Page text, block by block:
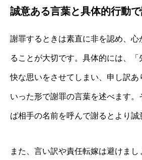
誠意ある言葉と具体的行動
謝罪するときは素直に非を認め、心
ることが大切です。具体的には、
快な思いをさせてしまい、申し訳あ
いった形で謝罪の言葉を述べます
ば相手の名前を呼んで謝るとより誠
また、言い訳や責任転嫁は避けま